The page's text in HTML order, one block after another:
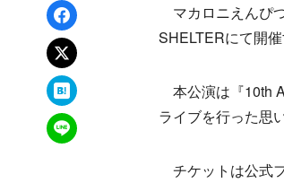
Facebookでシェア
xでポスト
はてなブックマーク
LINEで送る
マカロニえんぴ
SHELTERにて開催
本公演は『10th
ライブを行った思
チケットは公式